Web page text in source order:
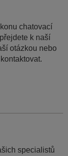
chatovací
k naší
otázkou nebo
specialistů